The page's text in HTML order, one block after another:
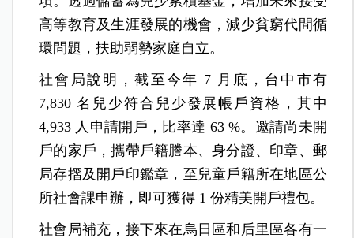
高等教育及生涯發展的機會，減少貧窮代間循
環問題，扶助弱勢家庭自立。
社會局說明，截至今年 7 月底，台中市有
7,830 名兒少符合兒少發展帳戶資格，其中
4,933 人申請開戶，比率達 63 %。邀請尚未開
戶的家戶，攜帶戶籍謄本、身分證、印章、郵
局存摺及開戶印鑑章，至兒童戶籍所在地區公
所社會課申辦，即可獲得 1 份精美開戶禮包。
社會局補充，接下來在烏日區和后里區各有一